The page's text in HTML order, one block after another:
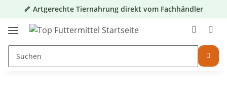
🦴 Artgerechte Tiernahrung direkt vom Fachhändler